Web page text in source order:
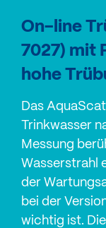
On-line
7027) mit
hohe
Das
Trinkwasser
Messung
Wasserstrahl
der
bei der
wichtig ist.